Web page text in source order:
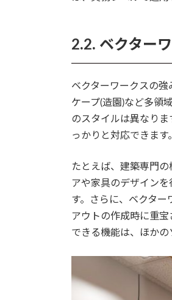
2.2. ベクター
ベクターワークスの
ケープ(造園)など多領
のスタイルは異なり
っかりと対応できます。
たとえば、建築専門
アや家具のデザイン
す。さらに、ベクタ
アウトの作成時に重
できる機能は、ほかの